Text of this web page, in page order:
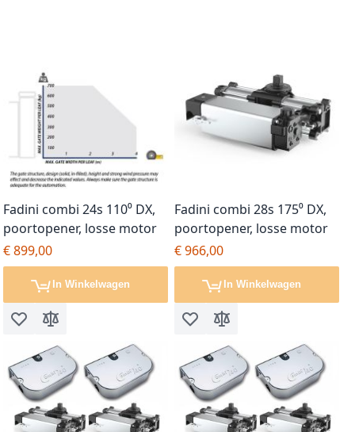
Fadini combi 24s 110⁰ DX,
poortopener, losse motor
€ 899,00
In Winkelwagen
Voeg toe aan verlanglijst
Toevoegen om te vergelijken
Fadini combi 28s 175⁰ DX,
poortopener, losse motor
€ 966,00
In Winkelwagen
Voeg toe aan verlanglijst
Toevoegen om te